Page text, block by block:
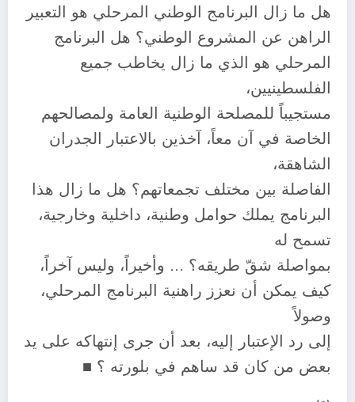
هل ما زال البرنامج الوطني المرحلي هو التعبير
الراهن عن المشروع الوطني؟ هل البرنامج
المرحلي هو الذي ما زال يخاطب جميع
الفلسطينيين،
مستجيباً للمصلحة الوطنية العامة ولمصالحهم
الخاصة في آن معاً، آخذين بالاعتبار الجدران
الشاهقة،
الفاصلة بين مختلف تجمعاتهم؟ هل ما زال هذا
البرنامج يملك حوامل وطنية، داخلية وخارجية،
تسمح له
بمواصلة شقّ طريقه؟ … وأخيراً، وليس آخراً،
كيف يمكن أن نعزز راهنية البرنامج المرحلي،
وصولاً
إلى رد الإعتبار إليه، بعد أن جرى إنتهاكه على يد
بعض من كان قد ساهم في بلورته ؟ ■